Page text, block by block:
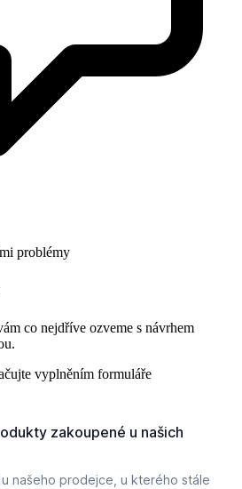
problémy
co nejdříve ozveme s návrhem
vyplněním formuláře